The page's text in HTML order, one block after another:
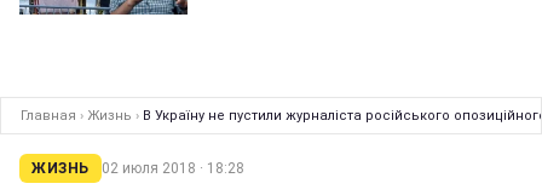
Главная › Жизнь › В Україну не пустили журналіста російського
ЖИЗНЬ 02 июля 2018 · 18:28